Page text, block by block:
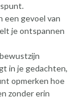
een gevoel van
je ontspannen
in je gedachten,
opmerken hoe
zonder erin